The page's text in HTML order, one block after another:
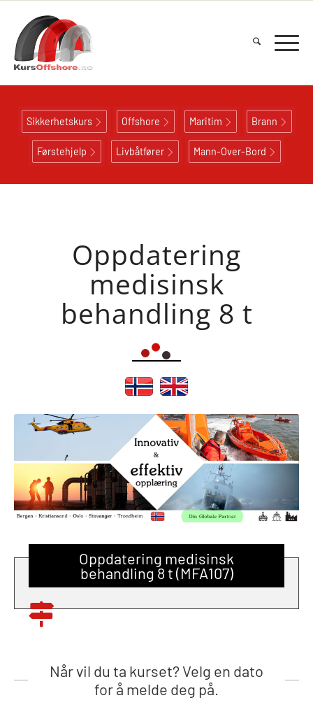
Sikkerhetskurs Offshore Maritim Brann
Førstehjelp Livbåtfører Mann-Over-Bord
Oppdatering
medisinsk
behandling 8 t
Oppdatering medisinsk
behandling 8 t (MFA107)
Når vil du ta kurset? Velg en dato
for å melde deg på.